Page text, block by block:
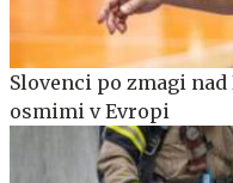
Slovenci po zmagi
osmimi v Evropi